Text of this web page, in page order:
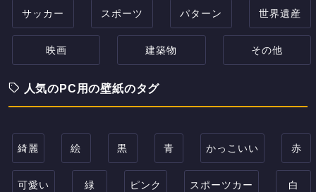
サッカー スポーツ パターン 世界遺産
映画 建築物 その他
人気のPC用の壁紙のタグ
綺麗 絵 黒 青 かっこいい 赤
可愛い 緑 ピンク スポーツカー 白